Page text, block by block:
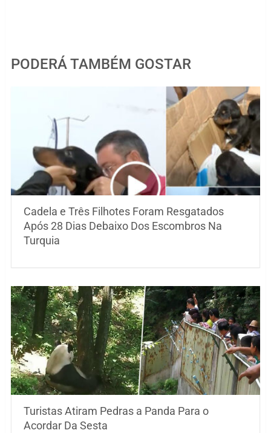
PODERÁ TAMBÉM GOSTAR
Cadela e Três Filhotes Foram Resgatados
Após 28 Dias Debaixo Dos Escombros Na
Turquia
Turistas Atiram Pedras a Panda Para o
Acordar Da Sesta